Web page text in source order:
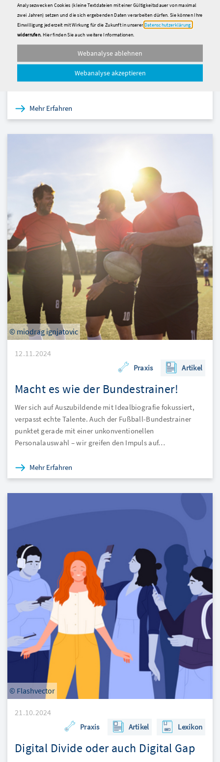
Praxis Artikel
Können oder wollen wir nicht?
Jahren in Deutschland besitzt keinen Berufsabschluss
(Quelle: BIBB). Wie kann das sein, wenn Auszubildende
händeringend gesucht werden?
Mehr Erfahren
© miodrag ignjatovic
12.11.2024
Praxis Artikel
Macht es wie der Bundestrainer!
Wer sich auf Auszubildende mit Idealbiografie fokussiert,
verpasst echte Talente. Auch der Fußball-Bundestrainer
punktet gerade mit einer unkonventionellen
Personalauswahl – wir greifen den Impuls auf…
Mehr Erfahren
© Flashvector
21.10.2024
Praxis Artikel Lexikon
Digital Divide oder auch Digital Gap
Analysezwecken Cookies (kleine Textdateien mit einer Gültigkeitsdauer von maximal
zwei Jahren) setzen und die sich ergebenden Daten verarbeiten dürfen. Sie können Ihre
Einwilligung jederzeit mit Wirkung für die Zukunft in unserer Datenschutzerklärung
widerrufen. Hier finden Sie auch weitere Informationen.
Webanalyse ablehnen
Webanalyse akzeptieren